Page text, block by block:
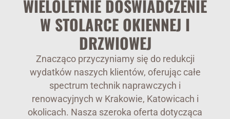
WIELOLETNIE DOŚWIADCZENIE
W STOLARCE OKIENNEJ I
DRZWIOWEJ
Znacząco przyczyniamy się do redukcji
wydatków naszych klientów, oferując całe
spectrum technik naprawczych i
renowacyjnych w Krakowie, Katowicach i
okolicach. Nasza szeroka oferta dotycząca